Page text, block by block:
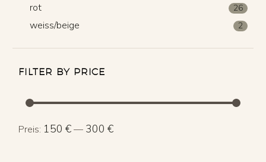
rot 26
weiss/beige 2
FILTER BY PRICE
Min.
Max.
Preis: 150 €— 300 €